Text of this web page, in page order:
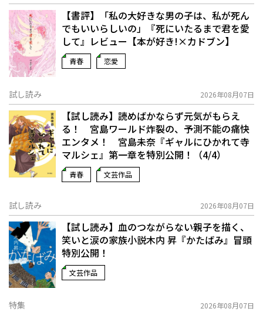
【書評】「私の大好きな男の子は、私が死ん
でもいいらしいの」――『死にいたるまで君を愛
して』レビュー【本が好き!×カドブン】
青春 恋愛
試し読み 2026年08月07日
【試し読み】読めばかならず元気がもらえ
る！ 宮島ワールド炸裂の、予測不能の痛快
エンタメ！ 宮島未奈『ギャルにひかれて寺
マルシェ』第一章を特別公開！（4/4）
青春 文芸作品
試し読み 2026年08月07日
【試し読み】血のつながらない親子を描く、
笑いと涙の家族小説――木内 昇『かたばみ』冒頭
特別公開！
文芸作品
特集 2026年08月07日